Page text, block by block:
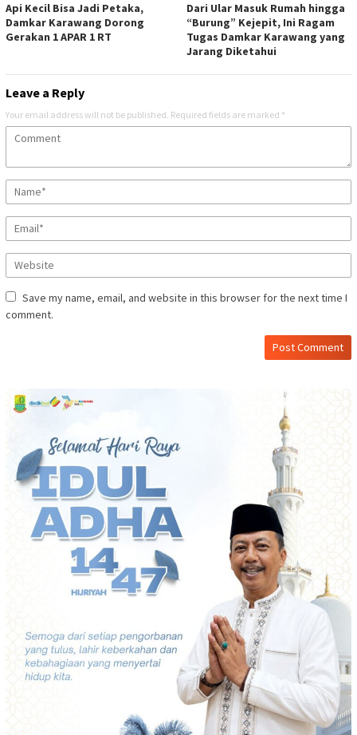
Api Kecil Bisa Jadi Petaka,
Damkar Karawang Dorong
Gerakan 1 APAR 1 RT
Dari Ular Masuk Rumah hingga
“Burung” Kejepit, Ini Ragam
Tugas Damkar Karawang yang
Jarang Diketahui
Leave a Reply
Your email address will not be published. Required fields are marked *
Save my name, email, and website in this browser for the next time I
comment.